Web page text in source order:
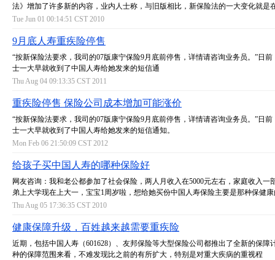
法》增加了许多新的内容，业内人士称，与旧版相比，新保险法的一大变化就是
Tue Jun 01 00:14:51 CST 2010
9月底人寿重疾险停售
“按新保险法要求，我司的07版康宁保险9月底前停售，详情请咨询业务员。”日前
士一大早就收到了中国人寿给她发来的短信通
Thu Aug 04 09:13:35 CST 2011
重疾险停售 保险公司成本增加可能涨价
“按新保险法要求，我司的07版康宁保险9月底前停售，详情请咨询业务员。”日前
士一大早就收到了中国人寿给她发来的短信通知。
Mon Feb 06 21:50:09 CST 2012
给孩子买中国人寿的哪种保险好
网友咨询：我和老公都参加了社会保险，两人月收入在5000元左右，家庭收入一
弟上大学现在上大一，宝宝1周岁啦，想给她买份中国人寿保险主要是那种保健
Thu Aug 05 17:36:35 CST 2010
健康保障升级，百姓越来越需要重疾险
近期，包括中国人寿（601628）、友邦保险等大型保险公司都推出了全新的保障
种的保障范围来看，不难发现比之前的有所扩大，特别是对重大疾病的重视程